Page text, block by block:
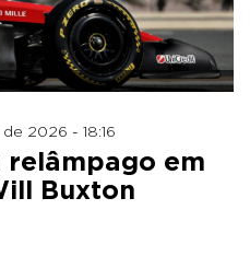
2026 - 18:16
relâmpago em
Buxton